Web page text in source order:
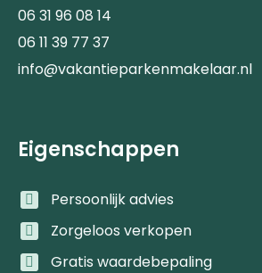
06 31 96 08 14
06 11 39 77 37
info@vakantieparkenmakelaar.nl
Eigenschappen
Persoonlijk advies
Zorgeloos verkopen
Gratis waardebepaling